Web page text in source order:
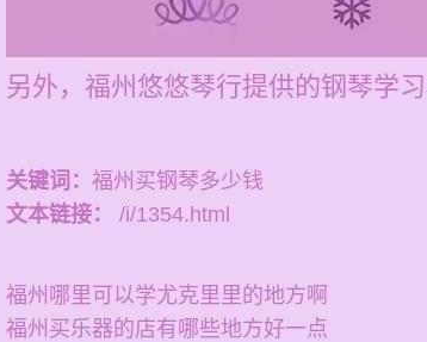
另外，福州悠悠琴行提供的钢琴学
关键词： 福州买钢琴多少钱
文本链接：
/i/1354.html
福州哪里可以学尤克里里的地方啊
福州买乐器的店有哪些地方好一点